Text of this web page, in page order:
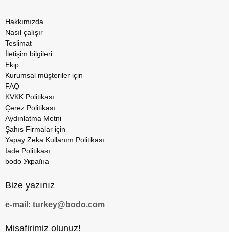
Hakkımızda
Nasıl çalışır
Teslimat
İletişim bilgileri
Ekip
Kurumsal müşteriler için
FAQ
KVKK Politikası
Çerez Politikası
Aydınlatma Metni
Şahıs Firmalar için
Yapay Zeka Kullanım Politikası
İade Politikası
bodo Україна
Bize yazınız
e-mail: turkey@bodo.com
Misafirimiz olunuz!